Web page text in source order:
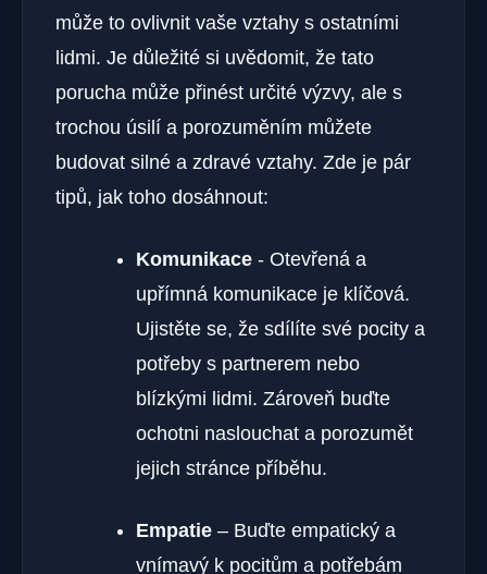
⁣může​ to ovlivnit vaše ‍vztahy⁣ s ostatními
lidmi. Je důležité si uvědomit, že​ tato
porucha může přinést určité ‌výzvy, ale ‌s
trochou úsilí⁢ a porozuměním můžete
budovat silné a⁢ zdravé vztahy. Zde je pár
tipů,⁣ jak toho dosáhnout:
Komunikace ‍- Otevřená a
upřímná komunikace je klíčová.
Ujistěte se, že sdílíte své pocity a
potřeby s partnerem nebo ​
blízkými lidmi. Zároveň buďte
ochotni naslouchat ​a porozumět
jejich stránce‌ příběhu.
Empatie – Buďte empatický a
vnímavý k pocitům a potřebám